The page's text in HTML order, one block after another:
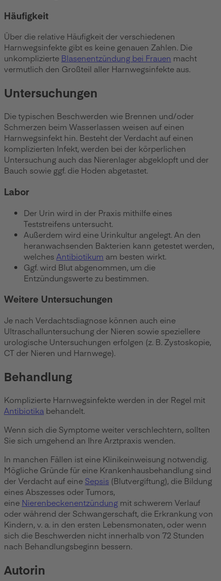
Häufigkeit
Über die relative Häufigkeit der verschiedenen
Harnwegsinfekte gibt es keine genauen Zahlen. Die
unkomplizierte Blasenentzündung bei Frauen macht
vermutlich den Großteil aller Harnwegsinfekte aus.
Untersuchungen
Die typischen Beschwerden wie Brennen und/oder
Schmerzen beim Wasserlassen weisen auf einen
Harnwegsinfekt hin. Besteht der Verdacht auf einen
komplizierten Infekt, werden bei der körperlichen
Untersuchung auch das Nierenlager abgeklopft und der
Bauch sowie ggf. die Hoden abgetastet.
Labor
Der Urin wird in der Praxis mithilfe eines
Teststreifens untersucht.
Außerdem wird eine Urinkultur angelegt. An den
heranwachsenden Bakterien kann getestet werden,
welches Antibiotikum am besten wirkt.
Ggf. wird Blut abgenommen, um die
Entzündungswerte zu bestimmen.
Weitere Untersuchungen
Je nach Verdachtsdiagnose können auch eine
Ultraschalluntersuchung der Nieren sowie speziellere
urologische Untersuchungen erfolgen (z. B. Zystoskopie,
CT der Nieren und Harnwege).
Behandlung
Komplizierte Harnwegsinfekte werden in der Regel mit
Antibiotika behandelt.
Wenn sich die Symptome weiter verschlechtern, sollten
Sie sich umgehend an Ihre Arztpraxis wenden.
In manchen Fällen ist eine Klinikeinweisung notwendig.
Mögliche Gründe für eine Krankenhausbehandlung sind
der Verdacht auf eine Sepsis (Blutvergiftung), die Bildung
eines Abszesses oder Tumors,
eine Nierenbeckenentzündung mit schwerem Verlauf
oder während der Schwangerschaft, die Erkrankung von
Kindern, v. a. in den ersten Lebensmonaten, oder wenn
sich die Beschwerden nicht innerhalb von 72 Stunden
nach Behandlungsbeginn bessern.
Autorin